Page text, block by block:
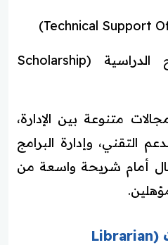
أخصائي برنامج المنح الدراسية (Scholarship
متنوعة بين الإدارة،
التقني، وإدارة البرامج
أمام شريحة واسعة من
أولًا: أخصائي مكتبات (Librarian